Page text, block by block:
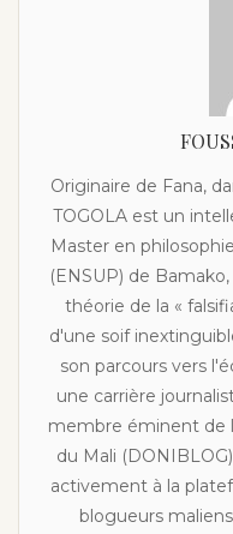
Originaire de Fana,
TOGOLA est un
Master en
(ENSUP) de
théorie de la «
d'une soif
son parcours vers
une carrière
membre éminent de
du Mali
activement à la
blogueurs